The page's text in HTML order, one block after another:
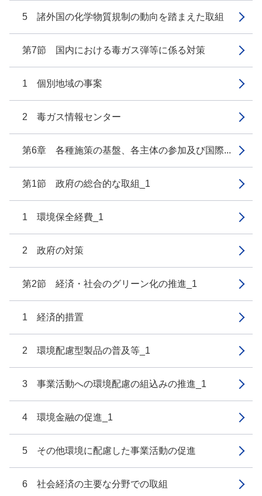
5 諸外国の化学物質規制の動向を踏まえた取組
第7節 国内における毒ガス弾等に係る対策
1 個別地域の事案
2 毒ガス情報センター
第6章 各種施策の基盤、各主体の参加及び国際...
第1節 政府の総合的な取組_1
1 環境保全経費_1
2 政府の対策
第2節 経済・社会のグリーン化の推進_1
1 経済的措置
2 環境配慮型製品の普及等_1
3 事業活動への環境配慮の組込みの推進_1
4 環境金融の促進_1
5 その他環境に配慮した事業活動の促進
6 社会経済の主要な分野での取組